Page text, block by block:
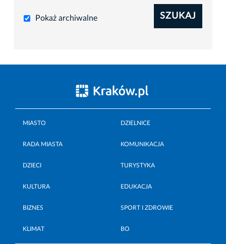
Pokaż archiwalne SZUKAJ
MIASTO DZIELNICE
RADA MIASTA KOMUNIKACJA
DZIECI TURYSTYKA
KULTURA EDUKACJA
BIZNES SPORT I ZDROWIE
KLIMAT BO